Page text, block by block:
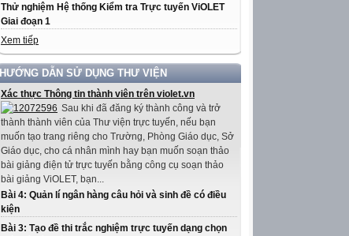
Thử nghiệm Hệ thống Kiểm tra Trực tuyến ViOLET
Giai đoạn 1
Xem tiếp
HƯỚNG DẪN SỬ DỤNG THƯ VIỆN
Xác thực Thông tin thành viên trên violet.vn
Sau khi đã đăng ký thành công và trở
thành thành viên của Thư viện trực tuyến, nếu bạn
muốn tạo trang riêng cho Trường, Phòng Giáo dục, Sở
Giáo dục, cho cá nhân mình hay bạn muốn soạn thảo
bài giảng điện tử trực tuyến bằng công cụ soạn thảo
bài giảng ViOLET, bạn...
Bài 4: Quản lí ngân hàng câu hỏi và sinh đề có điều
kiện
Bài 3: Tạo đề thi trắc nghiệm trực tuyến dạng chọn